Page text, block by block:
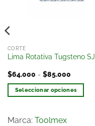
CORTE
Lima Rotativa Tugsteno SJ
$64.000 - $85.000
Seleccionar opciones
Marca: Toolmex